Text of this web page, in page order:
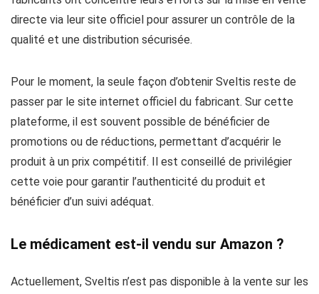
directe via leur site officiel pour assurer un contrôle de la
qualité et une distribution sécurisée.
Pour le moment, la seule façon d’obtenir Sveltis reste de
passer par le site internet officiel du fabricant. Sur cette
plateforme, il est souvent possible de bénéficier de
promotions ou de réductions, permettant d’acquérir le
produit à un prix compétitif. Il est conseillé de privilégier
cette voie pour garantir l’authenticité du produit et
bénéficier d’un suivi adéquat.
Le médicament est-il vendu sur Amazon ?
Actuellement, Sveltis n’est pas disponible à la vente sur les